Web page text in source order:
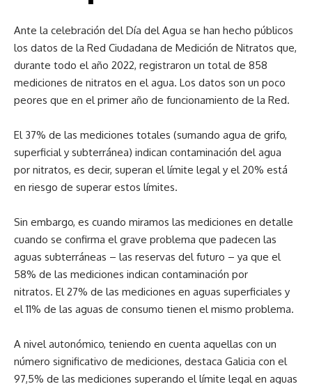
Ante la celebración del Día del Agua se han hecho públicos
los datos de la Red Ciudadana de Medición de Nitratos que,
durante todo el año 2022, registraron un total de 858
mediciones de nitratos en el agua. Los datos son un poco
peores que en el primer año de funcionamiento de la Red.
El 37% de las mediciones totales (sumando agua de grifo,
superficial y subterránea) indican contaminación del agua
por nitratos, es decir, superan el límite legal y el 20% está
en riesgo de superar estos límites.
Sin embargo, es cuando miramos las mediciones en detalle
cuando se confirma el grave problema que padecen las
aguas subterráneas – las reservas del futuro – ya que el
58% de las mediciones indican contaminación por
nitratos. El 27% de las mediciones en aguas superficiales y
el 11% de las aguas de consumo tienen el mismo problema.
A nivel autonómico, teniendo en cuenta aquellas con un
número significativo de mediciones, destaca Galicia con el
97,5% de las mediciones superando el límite legal en aguas